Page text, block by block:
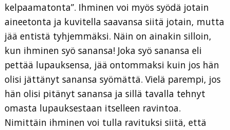
kelpaamatonta”. Ihminen voi myös syödä jotain
aineetonta ja kuvitella saavansa siitä jotain, mutta
jää entistä tyhjemmäksi. Näin on ainakin silloin,
kun ihminen syö sanansa! Joka syö sanansa eli
pettää lupauksensa, jää ontommaksi kuin jos hän
olisi jättänyt sanansa syömättä. Vielä parempi, jos
hän olisi pitänyt sanansa ja sillä tavalla tehnyt
omasta lupauksestaan itselleen ravintoa.
Nimittäin ihminen voi tulla ravituksi siitä, että